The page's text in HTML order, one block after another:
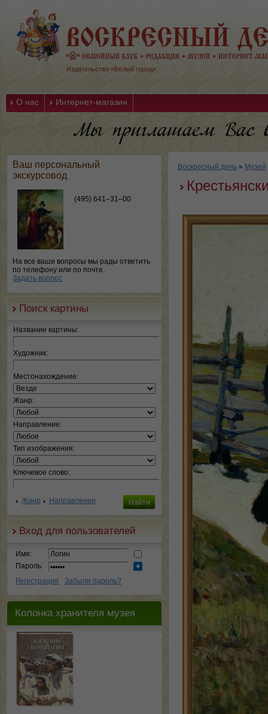
Издательство «Белый город»
О нас Интернет-магазин
Ваш персональный
экскурсовод
(495) 641–31–00
На все ваши вопросы мы рады ответить
по телефону или по почте.
Задать вопрос
Поиск картины
Название картины:
Художник:
Местонахождение:
Жанр:
Направление:
Тип изображения:
Ключевое слово:
Жанр Направления
Вход для пользователей
Имя:
Пароль:
Регистрация
Забыли пароль?
Колонка хранителя музея
Воскресный день » Музей